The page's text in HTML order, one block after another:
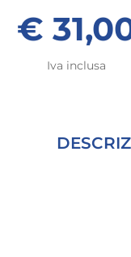
€
Iva inclusa